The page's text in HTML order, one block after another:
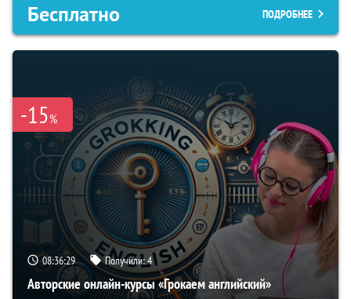
Бесплатно ПОДРОБНЕЕ
-15%
08:36:28 Получили:4
Авторские онлайн-курсы «Грокаем английский»